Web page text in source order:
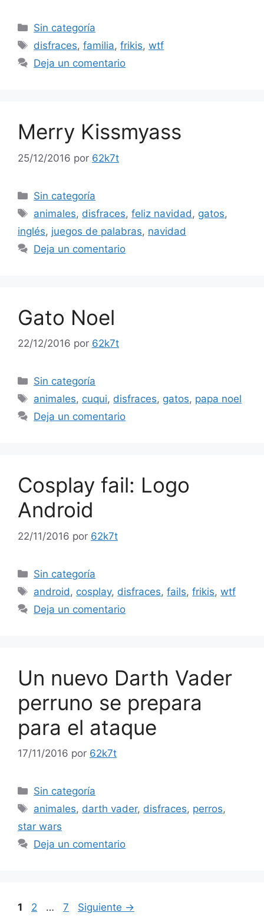
Categorías
Sin categoría
Etiquetas
disfraces,familia,frikis,wtf
Deja un comentario
Merry Kissmyass
25/12/2016 por 62k7t
Categorías
Sin categoría
Etiquetas
animales, disfraces,feliz navidad , gatos,
inglés, juegos de palabras, navidad
Deja un comentario
Gato Noel
22/12/2016 por 62k7t
Categorías
Sin categoría
Etiquetas
animales, cuqui, disfraces, gatos, papa noel
Deja un comentario
Cosplay fail: Logo
Android
22/11/2016 por 62k7t
Categorías
Sin categoría
Etiquetas
android , cosplay, disfraces,fails,frikis,wtf
Deja un comentario
Un nuevo Darth Vader
perruno se prepara
para el ataque
17/11/2016 por 62k7t
Categorías
Sin categoría
Etiquetas
animales, darth vader, disfraces, perros,
star wars
Deja un comentario
Página
1 Página
2 … Página
7 Siguiente →